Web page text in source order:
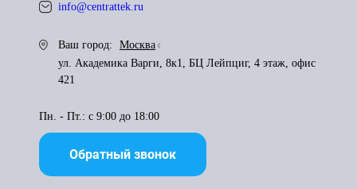
info@centrattek.ru
Ваш город:
Москва
ул. Академика Варги, 8к1, БЦ Лейпциг, 4 этаж, офис
421
Пн. - Пт.: с 9:00 до 18:00
Обратный звонок